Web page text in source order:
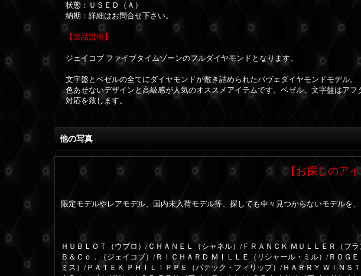
状態：ＵＳＥＤ（Ａ）
納期：詳細はお問合せ下さい。
【製品説明】
ジェイコブ ファイブタイムゾーンのフルダイヤモンドとなります。
文字盤とベゼルの全てにダイヤモンドが敷き詰められたパヴェダイヤモンドモデル。
色あせないデザインと高級感が人気のオススメアイテムです。ベゼル、文字盤はア
対応を致します。
他の写真
【お探しのア
限定モデルやレアモデル、国内未入荷モデル等、探しても中々見つからないモデルを
ＨＵＢＬＯＴ（ウブロ）/ＣＨＡＮＥＬ（シャネル）/ＦＲＡＮＣＫ ＭＵＬＬＥＲ（フ
Ｂ＆Ｃｏ．（ジェイコブ）/ＲＩＣＨＡＲＤ ＭＩＬＬＥ（リシャール・ミル）/ＲＯＧ
ミス）/ＰＡＴＥＫ ＰＨＩＬＩＰＰＥ（パテック・フィリップ）/ＨＡＲＲＹ ＷＩＮ